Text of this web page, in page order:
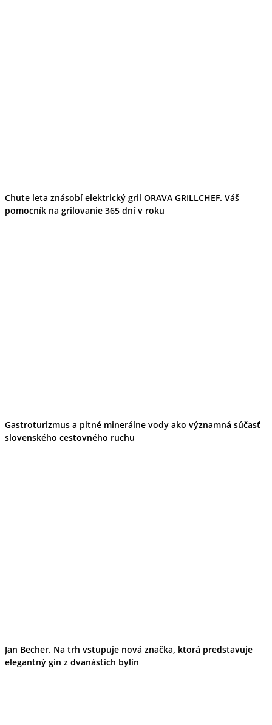
Chute leta znásobí elektrický gril ORAVA GRILLCHEF. Váš
pomocník na grilovanie 365 dní v roku
Gastroturizmus a pitné minerálne vody ako významná súčasť
slovenského cestovného ruchu
Jan Becher. Na trh vstupuje nová značka, ktorá predstavuje
elegantný gin z dvanástich bylín